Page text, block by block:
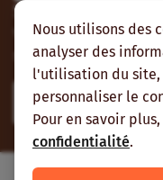
Nous utilisons des
analyser des
l'utilisation du
personnaliser le
Pour en savoir
confidentialité.
Suivez-nous
Vous pouvez aussi
suivre sur les réseaux